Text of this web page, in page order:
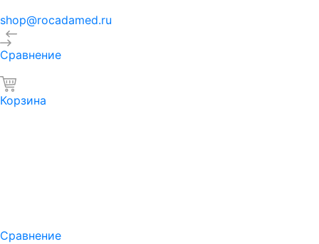
shop@rocadamed.ru
Сравнение
Корзина
Сравнение